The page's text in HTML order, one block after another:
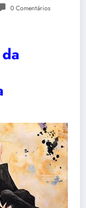
0 Comentários